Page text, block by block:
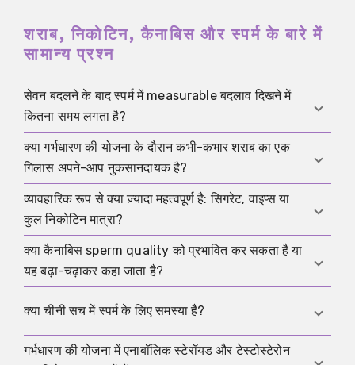
शराब, निकोटिन, कैनाबिस और स्पर्म के बारे में
सामान्य प्रश्न
सेवन बदलने के बाद स्पर्म में measurable बदलाव दिखने में
कितना समय लगता है?
तुरंत नहीं। क्योंकि शुक्राणु कई हफ्तों में बनते और परिपक्व होते हैं,
परिवर्तन आमतौर पर कई हफ्तों से लेकर कुछ महीनों बाद बेहतर तरीके
से आंके जा सकते हैं। इसलिए एक स्पष्ट test period, रोज़-रोज़
सोचते रहने से कहीं अधिक उपयोगी है।
क्या गर्भधारण की योजना के दौरान कभी-कभार शराब का एक
गिलास अपने-आप नुकसानदायक है?
अपने-आप नहीं। अधिक समस्याजनक नियमित पैटर्न, binge
drinking और नींद, libido, timing तथा recovery पर उसके
indirect प्रभाव हैं।
व्यावहारिक रूप से क्या ज़्यादा महत्वपूर्ण है: सिगरेट, वाइप्स या
कुल निकोटिन मात्रा?
व्यवहार में कुल exposure मायने रखता है। सिगरेट स्पष्ट रूप से
अधिक हानिकारक है, लेकिन वाइप्स और अन्य निकोटिन उत्पाद
वैसे ही बने रहें।
क्या कैनाबिस sperm quality को प्रभावित कर सकता है या
यह बढ़ा-चढ़ाकर कहा जाता है?
डेटा धूम्रपान की तुलना में अधिक मिश्रित है, लेकिन महत्वहीन नहीं।
या pause को समझदारी मानती हैं, खासकर बार-बार सेवन या
क्या चीनी सच में स्पर्म के लिए समस्या है?
निकोटिन जैसी सीधे toxic effect के अर्थ में नहीं। चीनी तब
गर्भधारण की योजना में एनाबॉलिक स्टेरॉयड और टेस्टोस्टेरोन